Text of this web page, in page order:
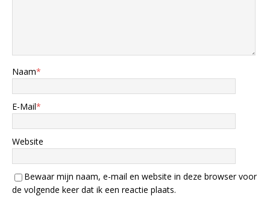
Naam*
E-Mail*
Website
Bewaar mijn naam, e-mail en website in deze browser voor
de volgende keer dat ik een reactie plaats.